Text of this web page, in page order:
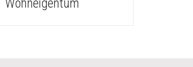
Wohneigentum